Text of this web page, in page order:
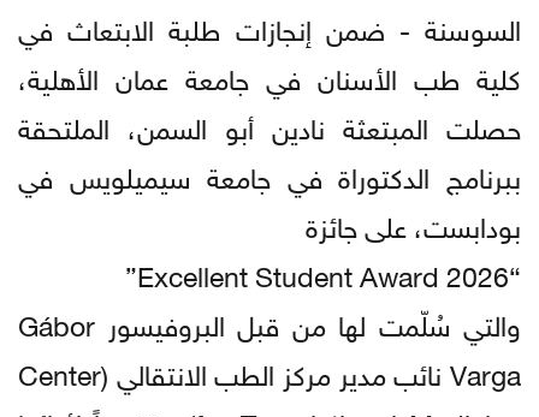
السوسنة - ضمن إنجازات طلبة الابتعاث في
كلية طب الأسنان في جامعة عمان الأهلية،
حصلت المبتعثة نادين أبو السمن، الملتحقة
ببرنامج الدكتوراة في جامعة سيميلويس في
بودابست، على جائزة
“Excellent Student Award 2026”
والتي سُلّمت لها من قبل البروفيسور Gábor
Varga نائب مدير مركز الطب الانتقالي (Center